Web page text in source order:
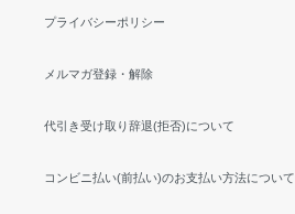
プライバシーポリシー
メルマガ登録・解除
代引き受け取り辞退(拒否)について
コンビニ払い(前払い)のお支払い方法について